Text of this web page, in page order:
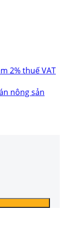
2% thuế VAT
nông sản